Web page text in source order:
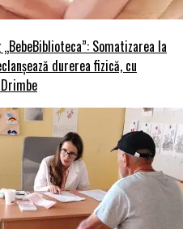
Somatizarea la
durerea fizică, cu